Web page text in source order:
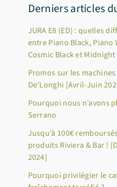
Derniers articles
JURA E8 (ED) : quelles
entre Piano Black, Piano
Cosmic Black et Midnight
Promos sur les machines
De’Longhi [Avril-Juin
Pourquoi nous n’avons
Serrano
Jusqu’à 100€
produits Riviera & Bar !
2024]
Pourquoi privilégier le